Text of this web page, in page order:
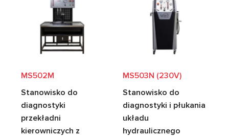
MS502M
Stanowisko do
diagnostyki
przekładni
kierowniczych z
MS503N (230V)
Stanowisko do
diagnostyki i płukania
układu
hydraulicznego